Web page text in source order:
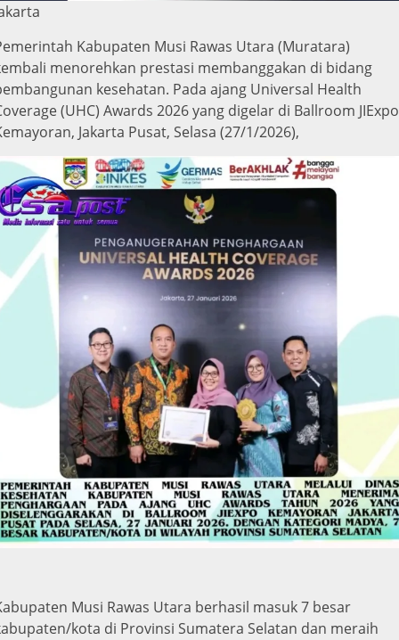
Kabupaten Musi Rawas Utara (Muratara)
menorehkan prestasi membanggakan di bidang
kesehatan. Pada ajang Universal Health
(UHC) Awards 2026 yang digelar di Ballroom JIExpo
Jakarta Pusat, Selasa (27/1/2026),
Musi Rawas Utara berhasil masuk 7 besar
kota di Provinsi Sumatera Selatan dan meraih